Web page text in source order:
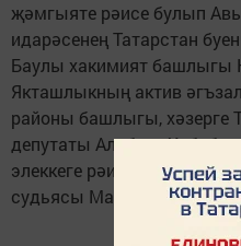
җәмгыяте рәисе булып
идарәсенең Татарстан
Баулы хакимият башлыгы
Якташлыкның актив
районы башлыгы, хәзерге
депутаты Альберт
элеккеге рәисе, хәзерге
судьясы Марсель Фәхриев